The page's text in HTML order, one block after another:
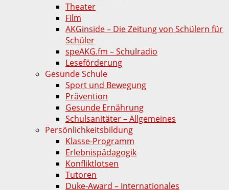
Theater
Film
AKGinside – Die Zeitung von Schülern für
Schüler
speAKG.fm – Schulradio
Leseförderung
Gesunde Schule
Sport und Bewegung
Prävention
Gesunde Ernährung
Schulsanitäter – Allgemeines
Persönlichkeitsbildung
Klasse-Programm
Erlebnispädagogik
Konfliktlotsen
Tutoren
Duke-Award – Internationales